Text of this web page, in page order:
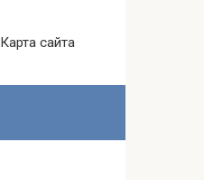
Карта сайта